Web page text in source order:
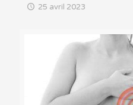
25 avril 2023